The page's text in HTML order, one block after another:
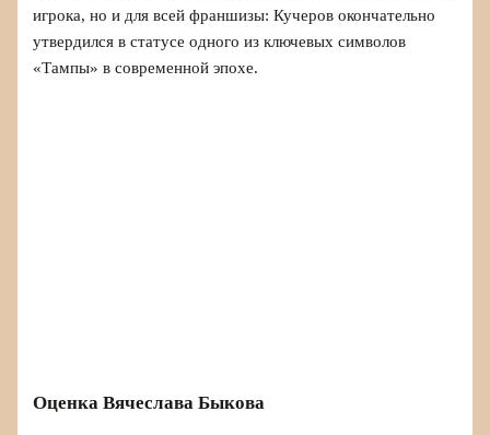
игрока, но и для всей франшизы: Кучеров окончательно
утвердился в статусе одного из ключевых символов
«Тампы» в современной эпохе.
Оценка Вячеслава Быкова